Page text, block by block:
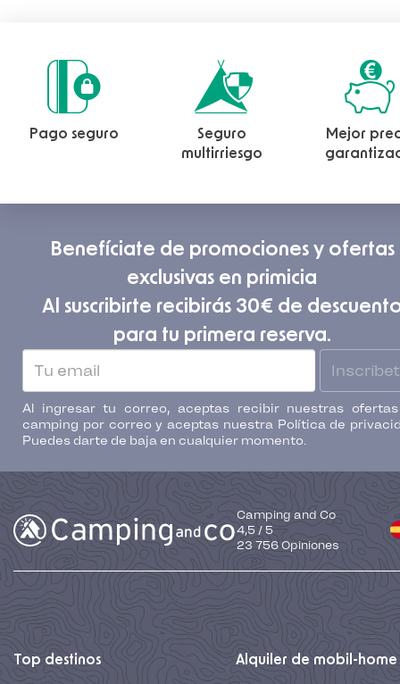
Pago seguro
Seguro
multirriesgo
Mejor
Benefíciate de promociones y ofertas
exclusivas en primicia
Al suscribirte recibirás 30€ de
para tu primera reserva.
Al ingresar tu correo, aceptas recibir nuestras
camping por correo y aceptas nuestra Política de
Puedes darte de baja en cualquier momento.
Camping and Co
4,5 / 5
23 756 Opiniones
Top destinos Alquiler de mobil-home